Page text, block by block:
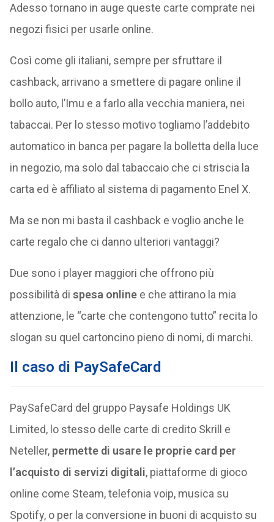
Adesso tornano in auge queste carte comprate nei
negozi fisici per usarle online.
Così come gli italiani, sempre per sfruttare il
cashback, arrivano a smettere di pagare online il
bollo auto, l’Imu e a farlo alla vecchia maniera, nei
tabaccai. Per lo stesso motivo togliamo l’addebito
automatico in banca per pagare la bolletta della luce
in negozio, ma solo dal tabaccaio che ci striscia la
carta ed è affiliato al sistema di pagamento Enel X.
Ma se non mi basta il cashback e voglio anche le
carte regalo che ci danno ulteriori vantaggi?
Due sono i player maggiori che offrono più
possibilità di spesa onlinee che attirano la mia
attenzione, le “carte che contengono tutto” recita lo
slogan su quel cartoncino pieno di nomi, di marchi.
Il caso di PaySafeCard
PaySafeCard del gruppo Paysafe Holdings UK
Limited, lo stesso delle carte di credito Skrill e
Neteller, permette di usare le proprie card per
l’acquisto di servizi digitali, piattaforme di gioco
online come Steam, telefonia voip, musica su
Spotify, o per la conversione in buoni di acquisto su